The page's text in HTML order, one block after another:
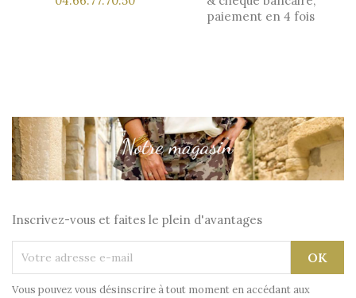
paiement en 4 fois
Inscrivez-vous et faites le plein d'avantages
Vous pouvez vous désinscrire à tout moment en accédant aux